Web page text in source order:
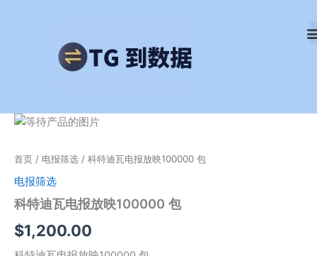
首页 / 电报筛选 / 科特迪瓦电报放映100000 包
电报筛选
科特迪瓦电报放映100000 包
$1,200.00
科
瓦
电
报
放
100000